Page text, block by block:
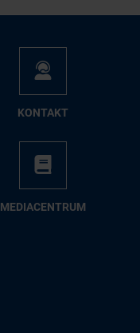
KON­TAKT
ME­DIA­CEN­TRUM